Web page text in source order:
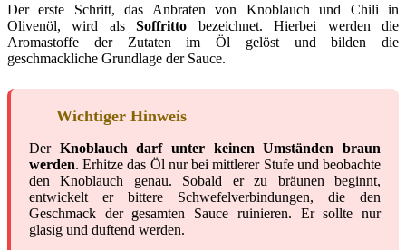
Der erste Schritt, das Anbraten von Knoblauch und Chili in
Olivenöl, wird alsSoffritto bezeichnet. Hierbei werden die
Aromastoffe der Zutaten im Öl gelöst und bilden die
geschmackliche Grundlage der Sauce.
Wichtiger Hinweis
Der Knoblauch darf unter keinen Umständen braun
werden. Erhitze das Öl nur bei mittlerer Stufe und beobachte
den Knoblauch genau. Sobald er zu bräunen beginnt,
entwickelt er bittere Schwefelverbindungen, die den
Geschmack der gesamten Sauce ruinieren. Er sollte nur
glasig und duftend werden.